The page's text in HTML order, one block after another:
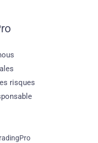
risques